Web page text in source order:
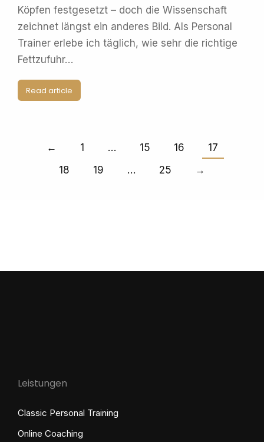
Köpfen festgesetzt – doch die Wissenschaft
zeichnet längst ein anderes Bild. Als Personal
Trainer erlebe ich täglich, wie sehr die richtige
Fettzufuhr…
Read article
← 1 … 15 16
17
18
19 … 25 →
Leistungen
Classic Personal Training
Online Coaching